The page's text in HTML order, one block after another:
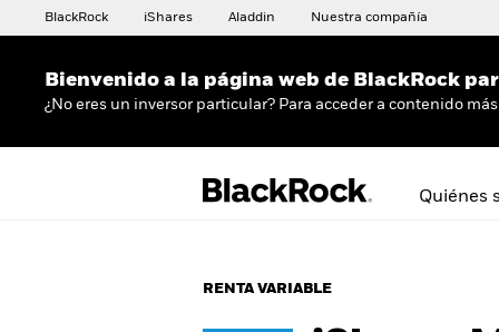
BlackRock iShares Aladdin Nuestra compañía
Bienvenido a la página web de BlackRock
¿No eres un inversor particular? Para acceder a contenido
Quiénes
RENTA VARIABLE